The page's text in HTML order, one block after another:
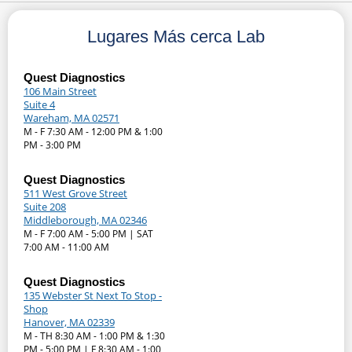
Lugares Más cerca Lab
Quest Diagnostics
106 Main Street
Suite 4
Wareham, MA 02571
M - F 7:30 AM - 12:00 PM & 1:00
PM - 3:00 PM
Quest Diagnostics
511 West Grove Street
Suite 208
Middleborough, MA 02346
M - F 7:00 AM - 5:00 PM | SAT
7:00 AM - 11:00 AM
Quest Diagnostics
135 Webster St Next To Stop -
Shop
Hanover, MA 02339
M - TH 8:30 AM - 1:00 PM & 1:30